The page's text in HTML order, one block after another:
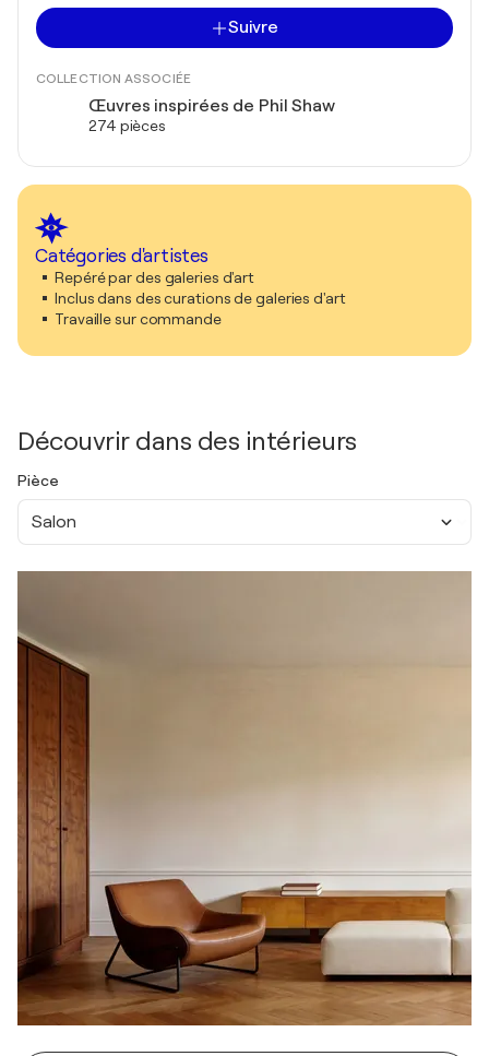
Suivre
COLLECTION ASSOCIÉE
Œuvres inspirées de Phil Shaw
274 pièces
Catégories d'artistes
Repéré par des galeries d'art
Inclus dans des curations de galeries d'art
Travaille sur commande
Découvrir dans des intérieurs
Pièce
Salon